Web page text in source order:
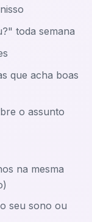
toda semana
que acha boas
o assunto
na mesma
seu sono ou